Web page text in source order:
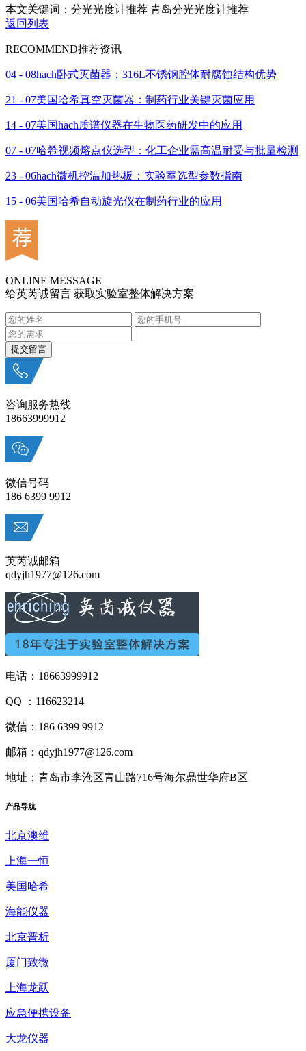
本文关键词：分光光度计推荐 青岛分光光度计推荐
返回列表
RECOMMEND推荐资讯
04 - 08hach卧式灭菌器：316L不锈钢腔体耐腐蚀结构优势
21 - 07美国哈希真空灭菌器：制药行业关键灭菌应用
14 - 07美国hach质谱仪器在生物医药研发中的应用
07 - 07哈希视频熔点仪选型：化工企业需高温耐受与批量检测
23 - 06hach微机控温加热板：实验室选型参数指南
15 - 06美国哈希自动旋光仪在制药行业的应用
ONLINE MESSAGE
给英芮诚留言 获取实验室整体解决方案
咨询服务热线
18663999912
微信号码
186 6399 9912
英芮诚邮箱
qdyjh1977@126.com
电话：18663999912
QQ ：116623214
微信：186 6399 9912
邮箱：qdyjh1977@126.com
地址：青岛市李沧区青山路716号海尔鼎世华府B区
产品导航
北京澳维
上海一恒
美国哈希
海能仪器
北京普析
厦门致微
上海龙跃
应急便携设备
大龙仪器